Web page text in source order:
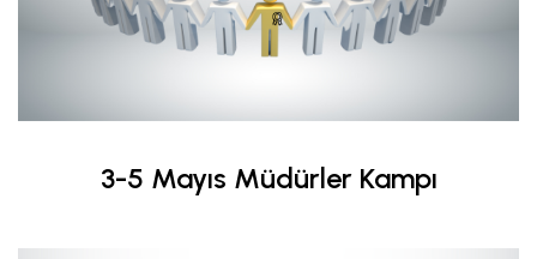
3-5 Mayıs Müdürler Kampı